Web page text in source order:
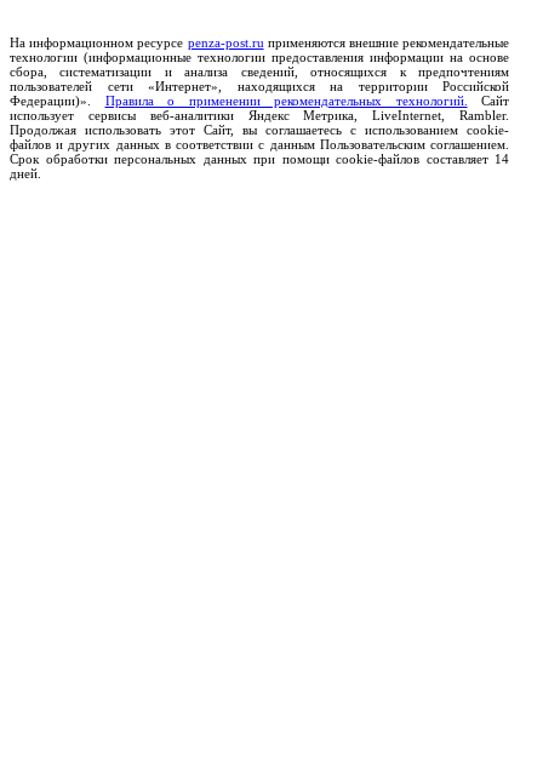
На информационном ресурсе penza-post.ru применяются внешние рекомендательные
технологии (информационные технологии предоставления информации на основе
сбора, систематизации и анализа сведений, относящихся к предпочтениям
пользователей сети «Интернет», находящихся на территории Российской
Федерации)». Правила о применении рекомендательных технологий.
Сайт
использует сервисы веб-аналитики Яндекс Метрика, LiveInternet, Rambler.
Продолжая использовать этот Сайт, вы соглашаетесь с использованием cookie-
файлов и других данных в соответствии с данным Пользовательским соглашением.
Срок обработки персональных данных при помощи cookie-файлов составляет 14
дней.